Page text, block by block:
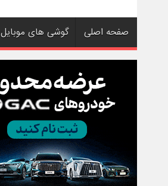
صفحه اصلی گوشی های موبایل